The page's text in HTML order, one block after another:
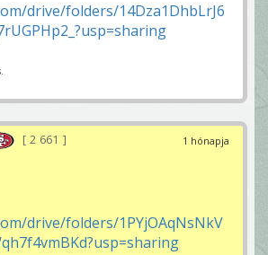
drive/folders/14Dza1DhbLrJ6
1 hónapja
2 661
drive/folders/1PYjOAqNsNkV